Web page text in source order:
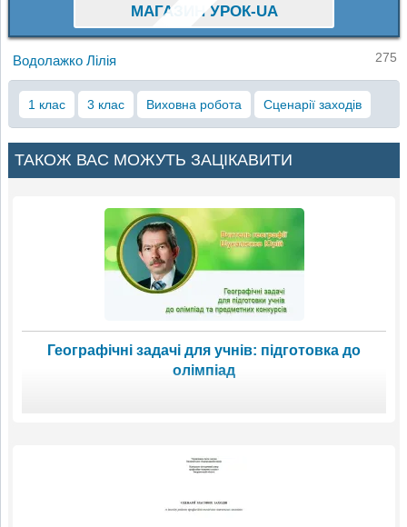
МАГАЗИН УРОК-UA
Водолажко Лілія 275
1 клас 3 клас Виховна робота Сценарії заходів
ТАКОЖ ВАС МОЖУТЬ ЗАЦІКАВИТИ
Географічні задачі для учнів: підготовка до
олімпіад